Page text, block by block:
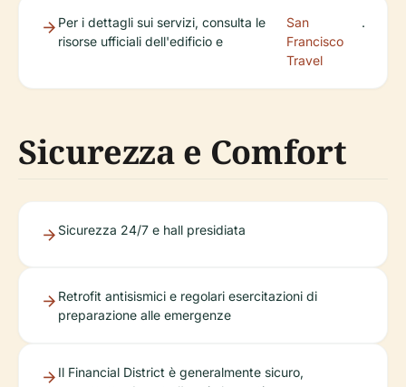
Per i dettagli sui servizi, consulta le
risorse ufficiali dell'edificio e
San
Francisco
Travel
.
Sicurezza e Comfort
Sicurezza 24/7 e hall presidiata
Retrofit antisismici e regolari esercitazioni di
preparazione alle emergenze
Il Financial District è generalmente sicuro,